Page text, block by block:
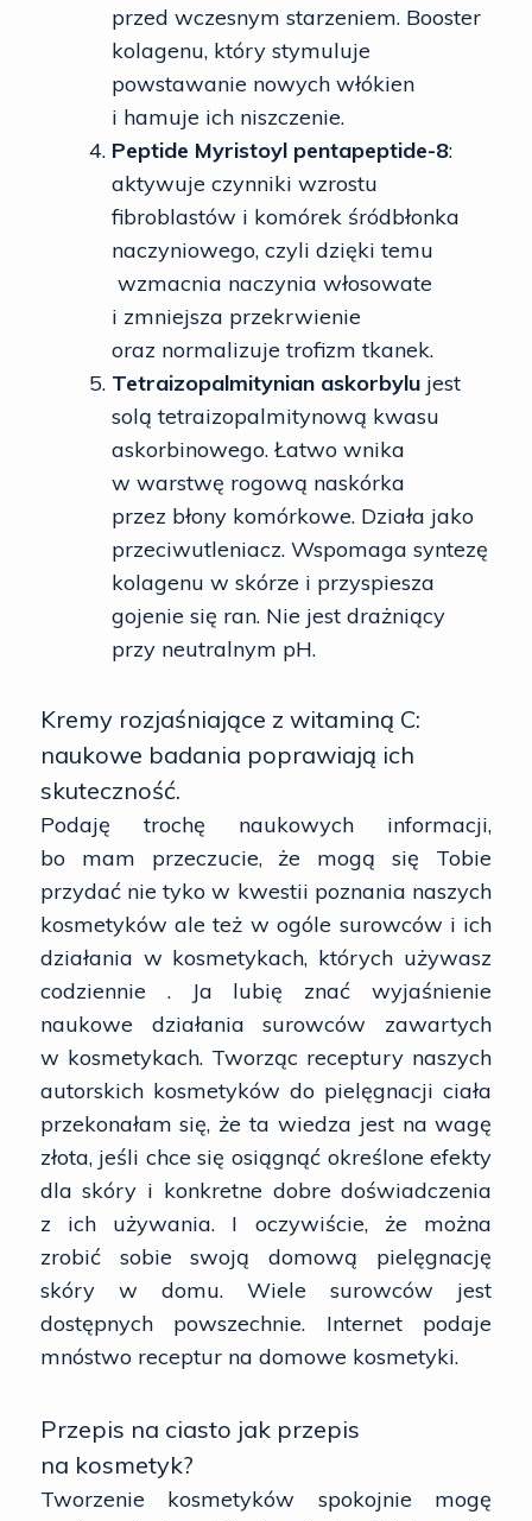
przed wczesnym starzeniem. Booster
kolagenu, który stymuluje
powstawanie nowych włókien
i hamuje ich niszczenie.
Peptide Myristoyl pentapeptide-8:
aktywuje czynniki wzrostu
fibroblastów i komórek śródbłonka
naczyniowego, czyli dzięki temu
wzmacnia naczynia włosowate
i zmniejsza przekrwienie
oraz normalizuje trofizm tkanek.
Tetraizopalmitynian askorbylujest
solą tetraizopalmitynową kwasu
askorbinowego. Łatwo wnika
w warstwę rogową naskórka
przez błony komórkowe. Działa jako
przeciwutleniacz. Wspomaga syntezę
kolagenu w skórze i przyspiesza
gojenie się ran. Nie jest drażniący
przy neutralnym pH.
Kremy rozjaśniające z witaminą C:
naukowe badania poprawiają ich
skuteczność.
Podaję trochę naukowych informacji,
bo mam przeczucie, że mogą się Tobie
przydać nie tyko w kwestii poznania naszych
kosmetyków ale też w ogóle surowców i ich
działania w kosmetykach, których używasz
codziennie . Ja lubię znać wyjaśnienie
naukowe działania surowców zawartych
w kosmetykach. Tworząc receptury naszych
autorskich kosmetyków do pielęgnacji ciała
przekonałam się, że ta wiedza jest na wagę
złota, jeśli chce się osiągnąć określone efekty
dla skóry i konkretne dobre doświadczenia
z ich używania. I oczywiście, że można
zrobić sobie swoją domową pielęgnację
skóry w domu. Wiele surowców jest
dostępnych powszechnie. Internet podaje
mnóstwo receptur na domowe kosmetyki.
Przepis na ciasto jak przepis
na kosmetyk?
Tworzenie kosmetyków spokojnie mogę